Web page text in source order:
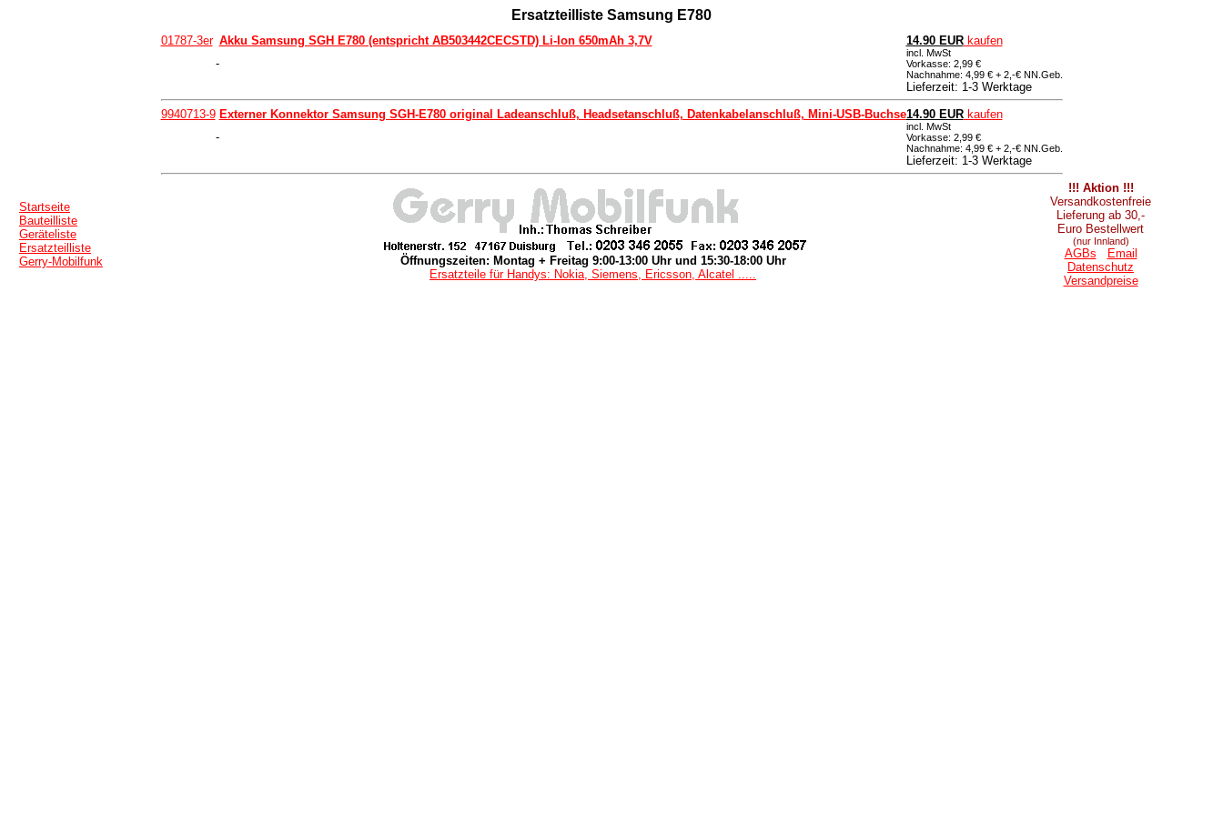
Ersatzteilliste Samsung E780
01787-3er
-
Akku Samsung SGH E780 (entspricht AB503442CECSTD) Li-Ion 650mAh 3,7V 14.90 EURkaufen
incl. MwSt
Vorkasse: 2,99 €
Nachnahme: 4,99 € + 2,-€ NN.Geb.
Lieferzeit: 1-3 Werktage
9940713-9
-
Externer Konnektor Samsung SGH-E780 original Ladeanschluß, Headsetanschluß, Datenkabelanschluß, Mini-USB-Buchse14.90 EURkaufen
incl. MwSt
Vorkasse: 2,99 €
Nachnahme: 4,99 € + 2,-€ NN.Geb.
Lieferzeit: 1-3 Werktage
Startseite
Bauteilliste
Geräteliste
Ersatzteilliste
Gerry-Mobilfunk
Öffnungszeiten: Montag + Freitag 9:00-13:00 Uhr und 15:30-18:00 Uhr
Ersatzteile für Handys: Nokia, Siemens, Ericsson, Alcatel .....
!!! Aktion !!!
Versandkostenfreie
Lieferung ab 30,-
Euro Bestellwert
(nur Innland)
AGBs
Email
Datenschutz
Versandpreise